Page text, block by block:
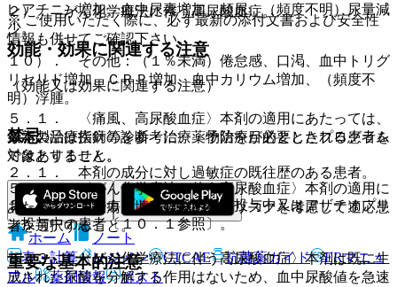
レアチニン増加、血中尿素増加、頻尿、（頻度不明）尿量減
少。
１０）． その他：（１％未満）倦怠感、口渇、血中トリグ
リセリド増加、ＣＲＰ増加、血中カリウム増加、（頻度不
明）浮腫。
禁忌
２．１． 本剤の成分に対し過敏症の既往歴のある患者。
２．２． メルカプトプリン水和物投与中又はアザチオプリ
ン投与中の患者〔１０．１参照〕。
重要な基本的注意
２）． がん化学療法に伴う高尿酸血症。
効能・効果に関連する注意
（効能又は効果に関連する注意）
５．１． 〈痛風、高尿酸血症〉本剤の適用にあたっては、
最新の治療指針等を参考に、薬物治療が必要とされる患者を
対象とすること。
５．２． 〈がん化学療法に伴う高尿酸血症〉本剤の適用に
あたっては、腫瘍崩壊症候群の発症リスクを考慮して適応患
者を選択すること。
５．３． 〈がん化学療法に伴う高尿酸血症〉本剤は既に生
成された尿酸を分解する作用はないため、血中尿酸値を急速
※ ご使用いただく際に、必ず最新の添付文書および安全性
情報も併せてご確認下さい。
※本製品は疾病の診断・治療・予防を目的としたプログラム
ではありません。
ホーム
ノート
表・計算
レジメン CTCAE 抗菌薬ガイド
ERマニュ
アル
薬剤情報 ポスト